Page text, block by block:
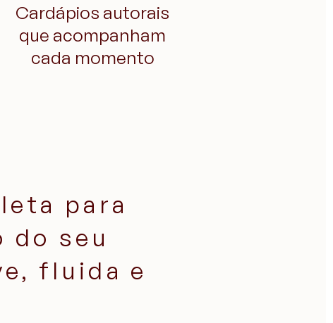
Cardápios autorais
que acompanham
cada momento
para
do seu
fluida e